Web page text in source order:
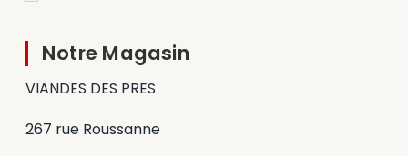
Notre Magasin
VIANDES DES PRES
267 rue Roussanne